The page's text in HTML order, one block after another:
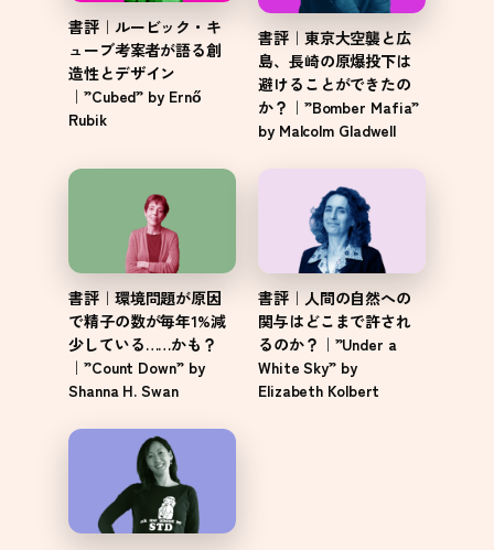
書評｜ルービック・キ
ューブ考案者が語る創
造性とデザイン
｜”Cubed” by Ernő
Rubik
書評｜東京大空襲と広
島、長崎の原爆投下は
避けることができたの
か？｜”Bomber Mafia”
by Malcolm Gladwell
書評｜環境問題が原因
で精子の数が毎年1%減
少している……かも？
｜”Count Down” by
Shanna H. Swan
書評｜人間の自然への
関与はどこまで許され
るのか？｜”Under a
White Sky” by
Elizabeth Kolbert